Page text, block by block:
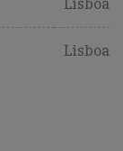
Lisboa
Lisboa